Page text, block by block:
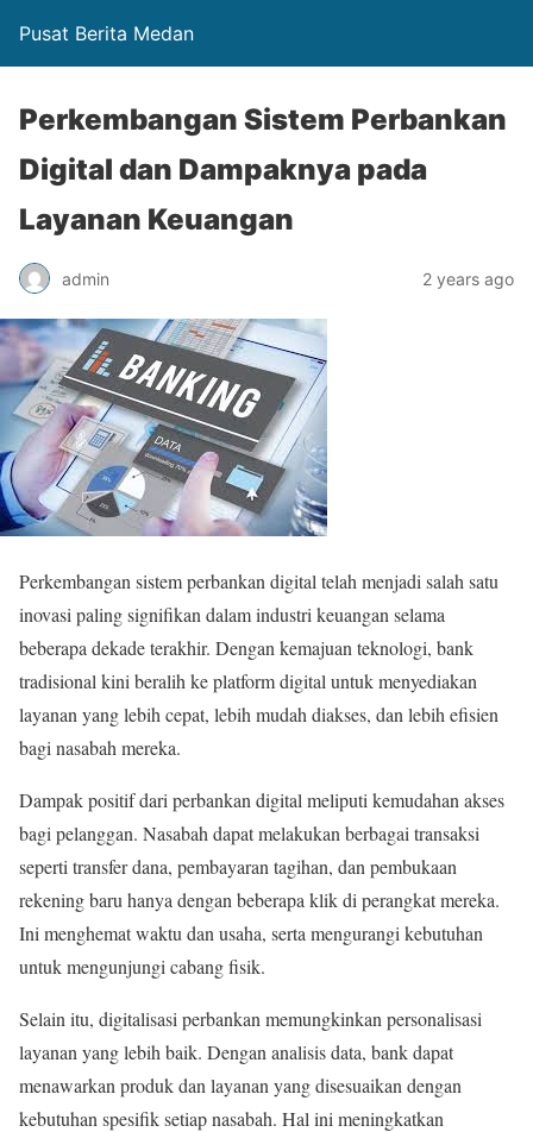
Pusat Berita Medan
Perkembangan Sistem Perbankan
Digital dan Dampaknya pada
Layanan Keuangan
admin 2 years ago
Perkembangan sistem perbankan digital telah menjadi salah satu
inovasi paling signifikan dalam industri keuangan selama
beberapa dekade terakhir. Dengan kemajuan teknologi, bank
tradisional kini beralih ke platform digital untuk menyediakan
layanan yang lebih cepat, lebih mudah diakses, dan lebih efisien
bagi nasabah mereka.
Dampak positif dari perbankan digital meliputi kemudahan akses
bagi pelanggan. Nasabah dapat melakukan berbagai transaksi
seperti transfer dana, pembayaran tagihan, dan pembukaan
rekening baru hanya dengan beberapa klik di perangkat mereka.
Ini menghemat waktu dan usaha, serta mengurangi kebutuhan
untuk mengunjungi cabang fisik.
Selain itu, digitalisasi perbankan memungkinkan personalisasi
layanan yang lebih baik. Dengan analisis data, bank dapat
menawarkan produk dan layanan yang disesuaikan dengan
kebutuhan spesifik setiap nasabah. Hal ini meningkatkan